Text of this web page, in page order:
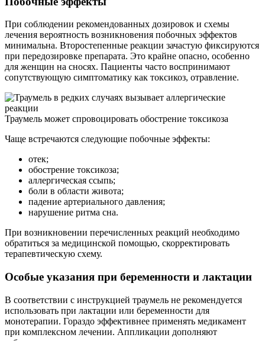
При соблюдении рекомендованных дозировок и схемы
лечения вероятность возникновения побочных эффектов
минимальна. Второстепенные реакции зачастую фиксируются
при передозировке препарата. Это крайне опасно, особенно
для женщин на сносях. Пациенты часто воспринимают
сопутствующую симптоматику как токсикоз, отравление.
Траумель может спровоцировать обострение токсикоза
Чаще встречаются следующие побочные эффекты:
отек;
обострение токсикоза;
аллергическая ссыпь;
боли в области живота;
падение артериального давления;
нарушение ритма сна.
При возникновении перечисленных реакций необходимо
обратиться за медицинской помощью, скорректировать
терапевтическую схему.
Особые указания при беременности и лактации
В соответствии с инструкцией траумель не рекомендуется
использовать при лактации или беременности для
монотерапии. Гораздо эффективнее применять медикамент
при комплексном лечении. Аппликации дополняют